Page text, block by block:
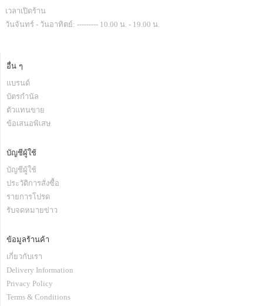
เวลาเปิดร้าน
วันจันทร์ - วันอาทิตย์: --------- 10.00 น. - 19.00 น.
อื่น ๆ
แบรนด์
บัตรกำนัล
ตัวแทนขาย
ข้อเสนอพิเสษ
บัญชีผู้ใช้
บัญชีผู้ใช้
ประวัติการสั่งซื้อ
รายการโปรด
รับจดหมายข่าว
ข้อมูลร้านค้า
เกี่ยวกับเรา
Delivery Information
Privacy Policy
Terms & Conditions